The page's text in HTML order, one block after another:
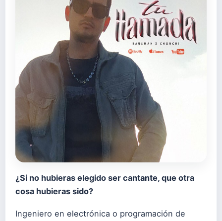
¿Si no hubieras elegido ser cantante, que otra
cosa hubieras sido?
Ingeniero en electrónica o programación de